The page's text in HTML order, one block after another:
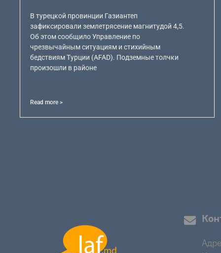
В турецкой провинции Газиантеп
зафиксировали землетрясение магнитудой 4,5.
Об этом сообщило Управление по
чрезвычайным ситуациям и стихийным
бедствиям Турции (AFAD). Подземные толчки
произошли в районе
Read more >